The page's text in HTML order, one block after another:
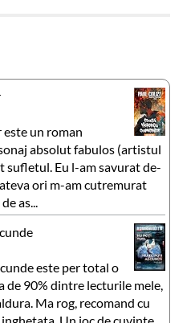
un roman
absolut fabulos (artistul
sufletul. Eu l-am savurat de-
ori m-am cutremurat
as...
este per total o
90% dintre lecturile mele,
Ma rog, recomand cu
Un joc de cuvinte